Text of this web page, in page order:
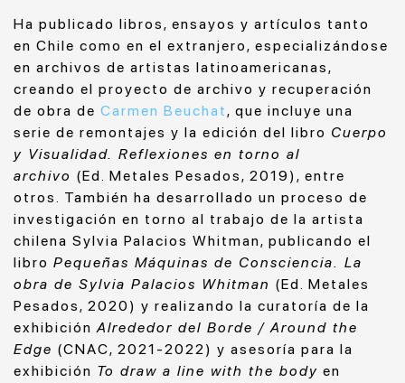
Ha publicado libros, ensayos y artículos tanto
en Chile como en el extranjero, especializándose
en archivos de artistas latinoamericanas,
creando el proyecto de archivo y recuperación
de obra de Carmen Beuchat, que incluye una
serie de remontajes y la edición del libro Cuerpo
y Visualidad. Reflexiones en torno al
archivo (Ed. Metales Pesados, 2019), entre
otros. También ha desarrollado un proceso de
investigación en torno al trabajo de la artista
chilena Sylvia Palacios Whitman, publicando el
libro Pequeñas Máquinas de Consciencia. La
obra de Sylvia Palacios Whitman (Ed. Metales
Pesados, 2020) y realizando la curatoría de la
exhibiciónAlrededor del Borde / Around the
Edge (CNAC, 2021-2022) y asesoría para la
exhibición To draw a line with the body en